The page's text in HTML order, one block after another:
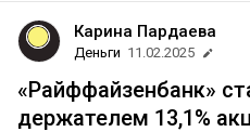
Карина Пардаева
Деньги 11.02.2025
«Райффайзенбанк»
держателем 13,1%